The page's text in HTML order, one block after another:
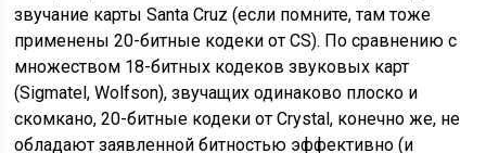
звучание карты Santa Cruz (если помните, там тоже
применены 20-битные кодеки от CS). По сравнению с
множеством 18-битных кодеков звуковых карт
(Sigmatel, Wolfson), звучащих одинаково плоско и
скомкано, 20-битные кодеки от Crystal, конечно же, не
обладают заявленной битностью эффективно (и